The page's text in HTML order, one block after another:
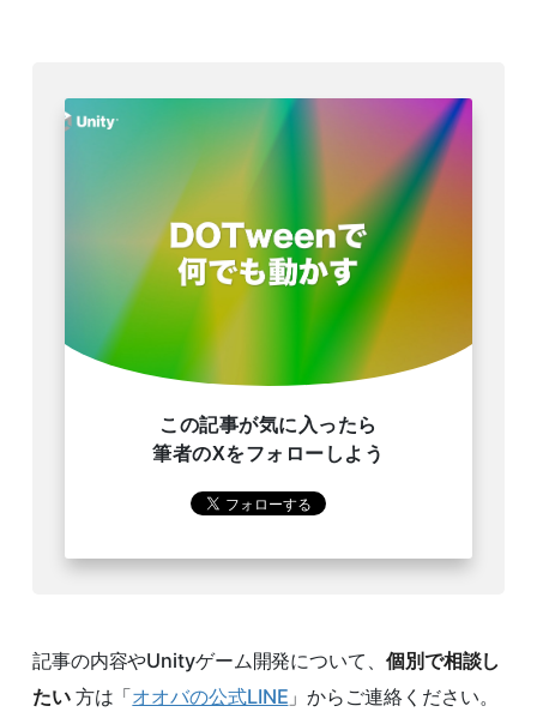
この記事が気に入ったら
筆者のXをフォローしよう
記事の内容やUnityゲーム開発について、 個別で相談し
たい方は「オオバの公式LINE 」からご連絡ください。